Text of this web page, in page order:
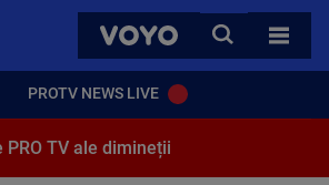
VOYO
CAUTA
TOATE
PROTV NEWS LIVE
PRO TV ale dimineții